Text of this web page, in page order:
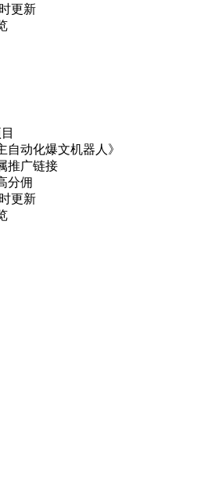
更新
自动化爆文机器人》
推广链接
分佣
更新